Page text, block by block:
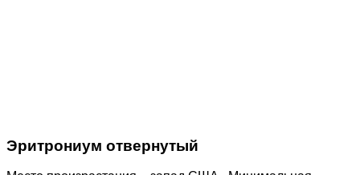
Эритрониум отвернутый